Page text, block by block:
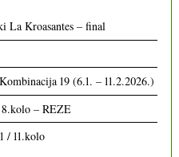
La Kroasantes – final
19 (6.1. – 11.2.2026.)
8.kolo – REZE
/ 11.kolo